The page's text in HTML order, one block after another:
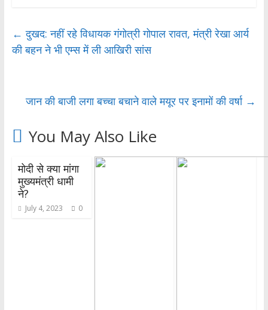
b
o
k
er s
A
p
e
← दुखद: नहीं रहे विधायक गंगोत्री गोपाल रावत, मंत्री रेखा आर्य
की बहन ने भी एम्स में ली आखिरी सांस
जान की बाजी लगा बच्चा बचाने वाले मयूर पर इनामों की वर्षा →
You May Also Like
मोदी से क्या मांगा
मुख्यमंत्री धामी
ने?
July 4, 2023 0